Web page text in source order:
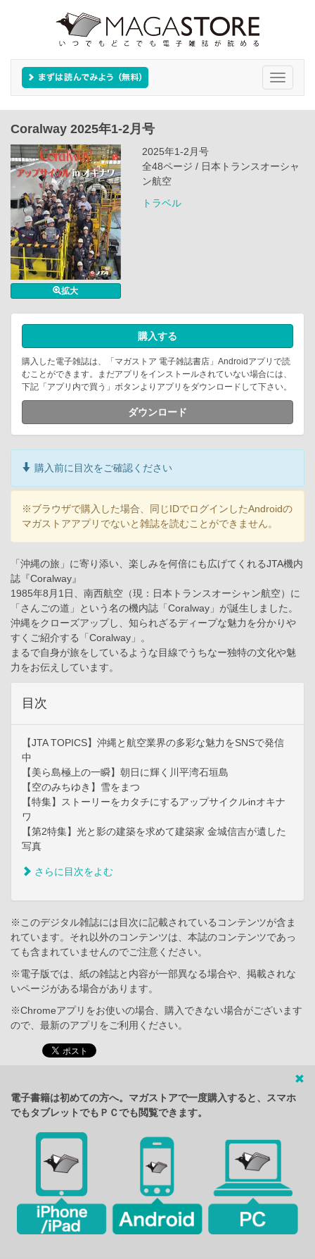
Toggle
Coralway 2025年1-2月号
拡大
2025年1-2月号
全48ページ / 日本トランスオーシャ
ン航空
トラベル
購入する
購入した電子雑誌は、「マガストア 電子雑誌書店」Androidアプリで読
むことができます。まだアプリをインストールされていない場合には、
下記「アプリ内で買う」ボタンよりアプリをダウンロードして下さい。
ダウンロード
購入前に目次をご確認ください
※ブラウザで購入した場合、同じIDでログインしたAndroidの
マガストアアプリでないと雑誌を読むことができません。
「沖縄の旅」に寄り添い、楽しみを何倍にも広げてくれるJTA機内
誌『Coralway』
1985年8月1日、南西航空（現：日本トランスオーシャン航空）に
「さんごの道」という名の機内誌「Coralway」が誕生しました。
沖縄をクローズアップし、知られざるディープな魅力を分かりや
すくご紹介する「Coralway」。
まるで自身が旅をしているような目線でうちなー独特の文化や魅
力をお伝えしています。
目次
【JTA TOPICS】沖縄と航空業界の多彩な魅力をSNSで発信
中
【美ら島極上の一瞬】朝日に輝く川平湾石垣島
【空のみちゆき】雪をまつ
【特集】ストーリーをカタチにするアップサイクルinオキナ
ワ
【第2特集】光と影の建築を求めて建築家 金城信吉が遺した
写真
さらに目次をよむ
※このデジタル雑誌には目次に記載されているコンテンツが含ま
れています。それ以外のコンテンツは、本誌のコンテンツであっ
ても含まれていませんのでご注意ください。
※電子版では、紙の雑誌と内容が一部異なる場合や、掲載されな
いページがある場合があります。
※Chromeアプリをお使いの場合、購入できない場合がございます
ので、最新のアプリをご利用ください。
電子書籍は初めての方へ。マガストアで一度購入すると、スマホ
でもタブレットでもＰＣでも閲覧できます。